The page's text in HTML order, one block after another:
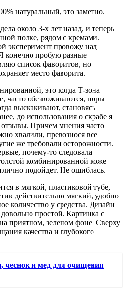
натуральный, это заметно.
около 3-х лет назад, и теперь
полке, рядом с кремами.
эксперимент провожу над
конечно пробую разные
список фаворитов, но
место фаворита.
это когда Т-зона
часто обезвоживаются, поры
выскакивают, становясь
до использования о скрабе я
Причем мнения часто
хвалили, превознося все
же требовали осторожности.
почему-то следовала
комбинированной коже
подойдет. Не ошиблась.
в мягкой, пластиковой тубе,
действительно мягкий, удобно
количество у средства. Дизайн
простой. Картинка с
приятном, зеленом фоне. Сверху
качества и глубокого
чеснок и мед для очищения